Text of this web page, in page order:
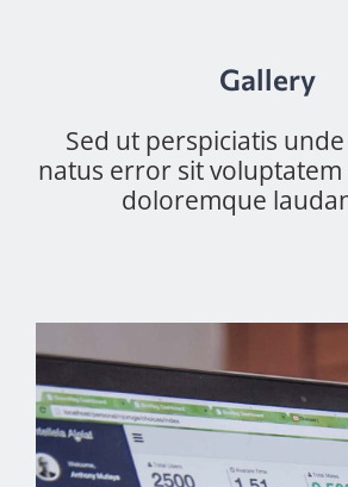
Gallery
Sed ut perspiciatis
natus error sit voluptatem
doloremque